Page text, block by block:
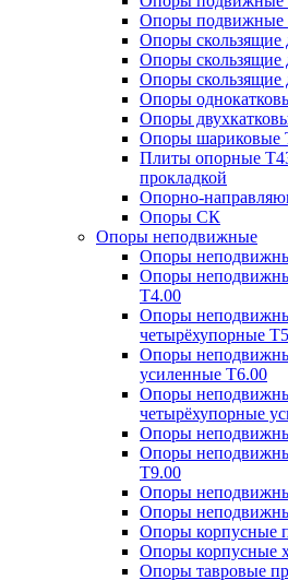
Опоры подвижные
Опоры скользящие
Опоры скользящие
Опоры скользящие
Опоры
Опоры
Опоры шариковые
Плиты опорные
прокладкой
Опорно-
Опоры СК
Опоры неподвижные
Опоры
Опоры
Т4.00
Опоры
четырёхупорные
Опоры
усиленные Т6.00
Опоры
четырёхупорные
Опоры
Опоры
Т9.00
Опоры
Опоры
Опоры корпусные
Опоры корпусные
Опоры тавровые